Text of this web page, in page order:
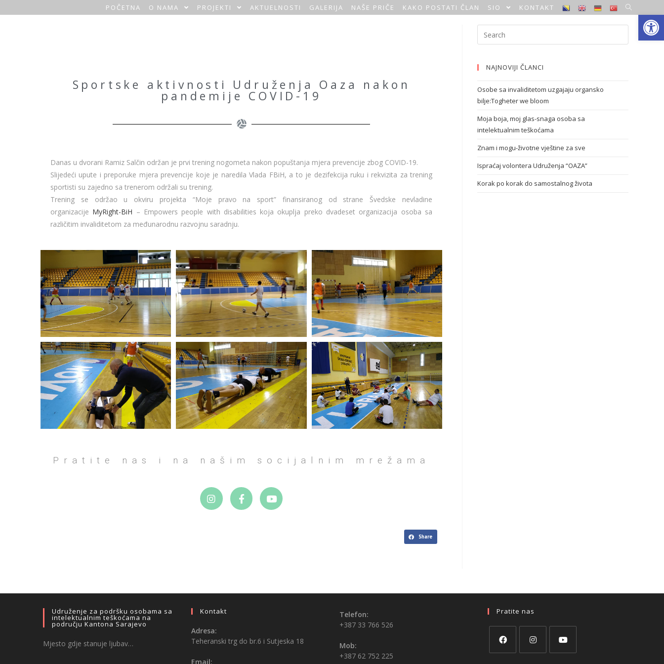
Open toolbar
O
POČETNA O NAMA PROJEKTI AKTUELNOSTI GALERIJA NAŠE PRIČE KAKO POSTATI ČLAN SIO KONTAKT
Sportske aktivnosti Udruženja Oaza nakon
pandemije COVID-19
Danas u dvorani Ramiz Salčin održan je prvi trening nogometa nakon popuštanja mjera prevencije zbog COVID-19.
Slijedeći upute i preporuke mjera prevencije koje je naredila Vlada FBiH, a to je dezifekcija ruku i rekvizita za trening
sportisti su zajedno sa trenerom održali su trening.
Trening se održao u okviru projekta “Moje pravo na sport” finansiranog od strane Švedske nevladine
organizacije MyRight-BiH – Empowers people with disabilities koja okuplja preko dvadeset organizacija osoba sa
različitim invaliditetom za međunarodnu razvojnu saradnju.
Pratite nas i na našim socijalnim mrežama
Share
NAJNOVIJI ČLANCI
Osobe sa invaliditetom uzgajaju organsko
bilje:Togheter we bloom
Moja boja, moj glas-snaga osoba sa
intelektualnim teškoćama
Znam i mogu-životne vještine za sve
Ispraćaj volontera Udruženja “OAZA”
Korak po korak do samostalnog života
Udruženje za podršku osobama sa
intelektualnim teškoćama na
području Kantona Sarajevo
Mjesto gdje stanuje ljubav…
Kontakt
Adresa:
Teheranski trg do br.6 i Sutjeska 18
Email:
Telefon:
+387 33 766 526
Mob:
+387 62 752 225
Pratite nas